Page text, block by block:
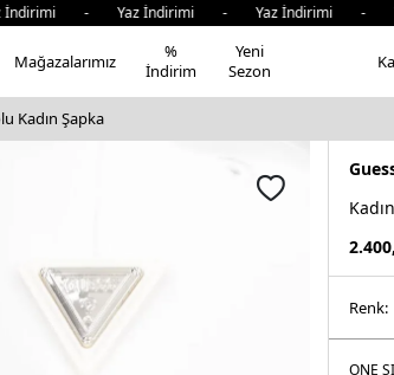
- Yaz İndirimi - Yaz İndirimi
Mağazalarımız
%
İndirim
Yeni
Sezon
Kadın Şapka
Renk: